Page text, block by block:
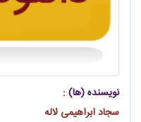
نویسنده (ها) :
سجاد ابراهیمی لاله